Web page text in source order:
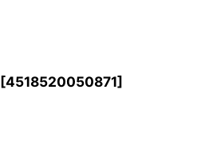
[4518520050871]